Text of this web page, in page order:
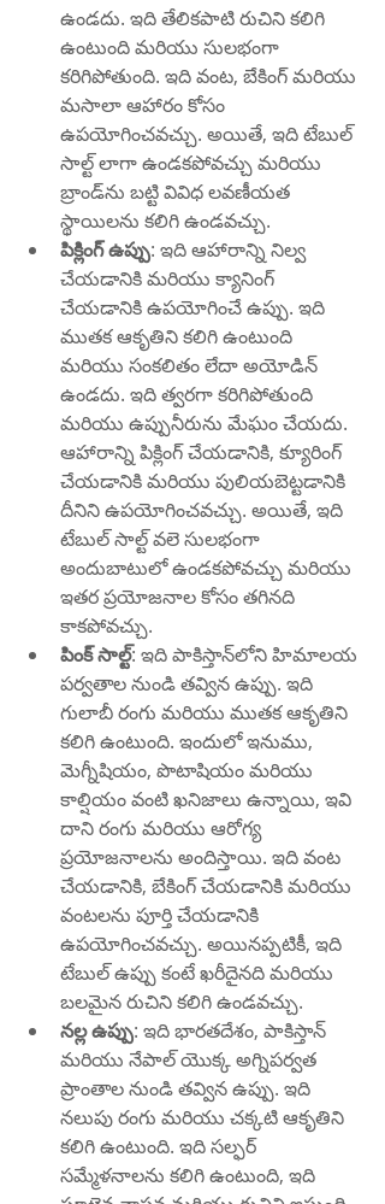
ఉండదు. ఇది తేలికపాటి రుచిని కలిగి
ఉంటుంది మరియు సులభంగా
కరిగిపోతుంది. ఇది వంట, బేకింగ్ మరియు
మసాలా ఆహారం కోసం
ఉపయోగించవచ్చు. అయితే, ఇది టేబుల్
సాల్ట్ లాగా ఉండకపోవచ్చు మరియు
బ్రాండ్‌ను బట్టి వివిధ లవణీయత
స్థాయిలను కలిగి ఉండవచ్చు.
పిక్లింగ్ ఉప్పు: ఇది ఆహారాన్ని నిల్వ
చేయడానికి మరియు క్యానింగ్
చేయడానికి ఉపయోగించే ఉప్పు. ఇది
ముతక ఆకృతిని కలిగి ఉంటుంది
మరియు సంకలితం లేదా అయోడిన్
ఉండదు. ఇది త్వరగా కరిగిపోతుంది
మరియు ఉప్పునీరును మేఘం చేయదు.
ఆహారాన్ని పిక్లింగ్ చేయడానికి, క్యూరింగ్
చేయడానికి మరియు పులియబెట్టడానికి
దీనిని ఉపయోగించవచ్చు. అయితే, ఇది
టేబుల్ సాల్ట్ వలె సులభంగా
అందుబాటులో ఉండకపోవచ్చు మరియు
ఇతర ప్రయోజనాల కోసం తగినది
కాకపోవచ్చు.
పింక్ సాల్ట్: ఇది పాకిస్తాన్‌లోని హిమాలయ
పర్వతాల నుండి తవ్విన ఉప్పు. ఇది
గులాబీ రంగు మరియు ముతక ఆకృతిని
కలిగి ఉంటుంది. ఇందులో ఇనుము,
మెగ్నీషియం, పొటాషియం మరియు
కాల్షియం వంటి ఖనిజాలు ఉన్నాయి, ఇవి
దాని రంగు మరియు ఆరోగ్య
ప్రయోజనాలను అందిస్తాయి. ఇది వంట
చేయడానికి, బేకింగ్ చేయడానికి మరియు
వంటలను పూర్తి చేయడానికి
ఉపయోగించవచ్చు. అయినప్పటికీ, ఇది
టేబుల్ ఉప్పు కంటే ఖరీదైనది మరియు
బలమైన రుచిని కలిగి ఉండవచ్చు.
నల్ల ఉప్పు: ఇది భారతదేశం, పాకిస్తాన్
మరియు నేపాల్ యొక్క అగ్నిపర్వత
ప్రాంతాల నుండి తవ్విన ఉప్పు. ఇది
నలుపు రంగు మరియు చక్కటి ఆకృతిని
కలిగి ఉంటుంది. ఇది సల్ఫర్
సమ్మేళనాలను కలిగి ఉంటుంది, ఇది